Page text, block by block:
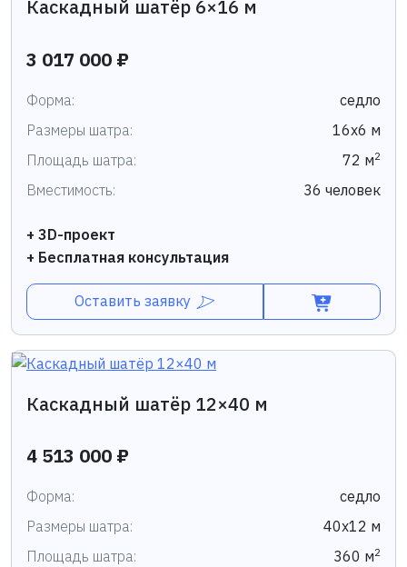
Каскадный шатёр 6×16 м
3 017 000 ₽
Форма:
седло
Размеры шатра:
16х6 м
Площадь шатра:
72 м2
Вместимость: 36 человек
+ 3D-проект
+ Бесплатная консультация
Оставить заявку
Каскадный шатёр 12×40 м
4 513 000 ₽
Форма:
седло
Размеры шатра:
40х12 м
Площадь шатра:
360 м2